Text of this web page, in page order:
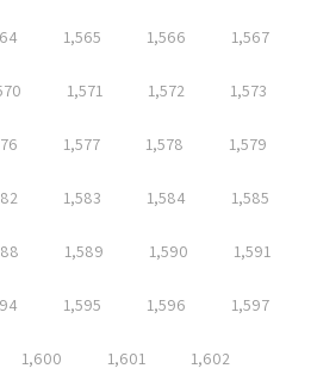
1,565 1,566 1,567
1,571 1,572 1,573
1,577 1,578 1,579
1,583 1,584 1,585
1,589 1,590 1,591
1,595 1,596 1,597
1,600 1,601 1,602